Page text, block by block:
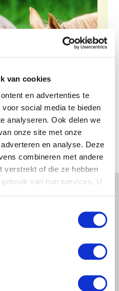
van cookies
en advertenties te
social media te bieden
analyseren. Ook delen we
onze site met onze
en analyse. Deze
combineren met andere
verstrekt of die ze hebben
van hun services. U
Abonneren via e-mail